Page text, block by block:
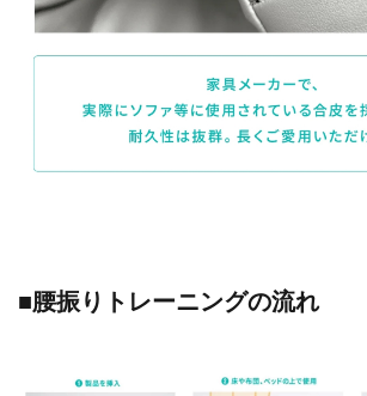
■腰振りトレーニングの流れ